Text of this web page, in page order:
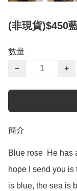
(非現貨)$450
數量
−
+
簡介
Blue rose  He has
hope I send you
is blue, the sea is